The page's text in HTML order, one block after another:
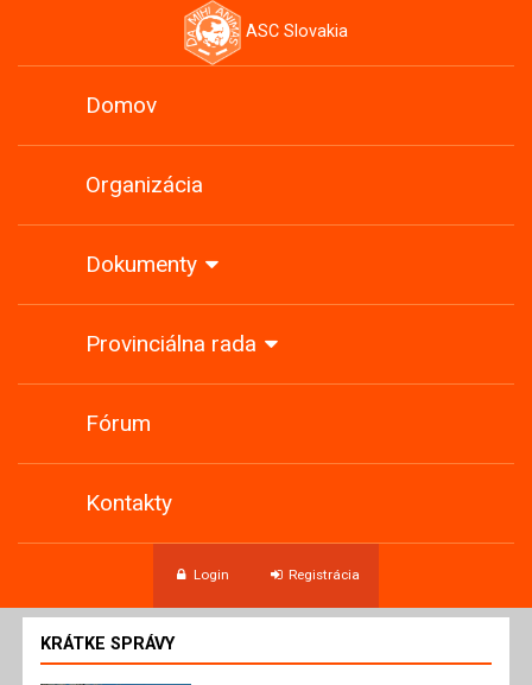
ASC Slovakia
Domov
Organizácia
Dokumenty
Provinciálna rada
Fórum
Kontakty
Login Registrácia
KRÁTKE SPRÁVY